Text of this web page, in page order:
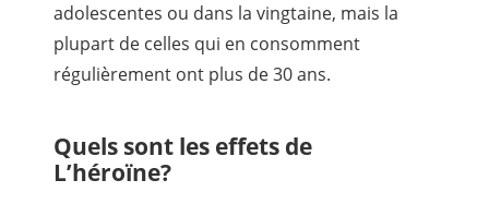
adolescentes ou dans la vingtaine, mais la
plupart de celles qui en consomment
régulièrement ont plus de 30 ans.
Quels sont les effets de
L’héroïne?